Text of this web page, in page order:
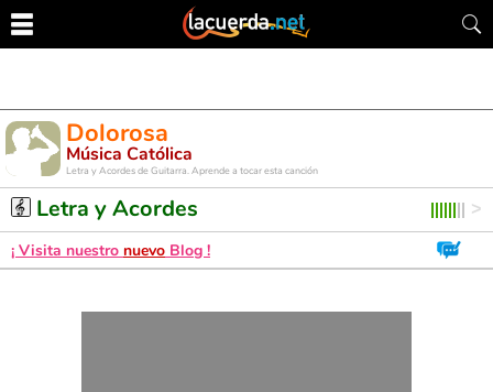
Dolorosa
Música Católica
Letra y Acordes de Guitarra. Aprende a tocar esta canción
Letra y Acordes
¡ Visita nuestro nuevo Blog !